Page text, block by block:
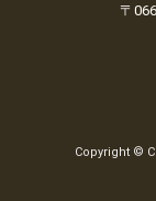
〒
Copyright ©